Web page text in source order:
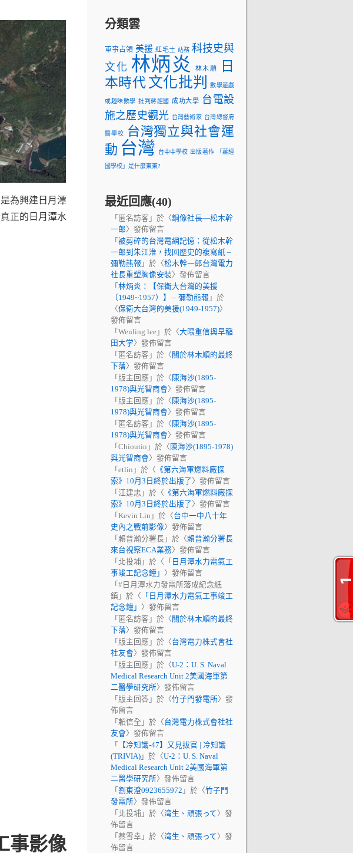
為興建日月潭
正的日月潭水
事影像
分類雲
軍事占領 美援 紅毛土 站務 科技史與
文化 林炳炎 林木順
日
本時代 文化批判 數學遊戲
或趣味數學 批判蔣經國 成功大學 台電設
施之歷史觀光 台灣藝術家 台灣總督府
醫學校
台灣獨立與社會運
動 台灣 台中中學校 出版著作 「蔣經
國學校」是什麼東東?
最近回應(40)
「 匿名訪客 」於〈銅像社長—松木幹
一郎〉發佈留言
「 被剪碎的台灣電網記憶：從松木幹
一郎到朱江淮，找回歷史的複寫紙 –
彌勒熊報 」於〈松木幹一郎台灣電力
社長重塑胸像安裝〉發佈留言
「 林炳炎：【保衛大台灣的美援
（1949~1957）】 – 彌勒熊報 」於
〈保衛大台灣的美援(1949-1957)〉
發佈留言
「 Wenling lee 」於〈大隈重信與早稲
田大学〉發佈留言
「 匿名訪客 」於〈 關於林木順的最終
下落〉發佈留言
「 版主回應 」於〈 陳海沙(1895-
1978)與光智商會〉發佈留言
「 版主回應 」於〈 陳海沙(1895-
1978)與光智商會〉發佈留言
「 匿名訪客 」於〈 陳海沙(1895-
1978)與光智商會〉發佈留言
「 Chioutin 」於〈 陳海沙(1895-1978)
與光智商會〉發佈留言
「 etlin 」於〈 《第六海軍燃料廠探
索》10月3日終於出版了 〉發佈留言
「 江建忠 」於〈 《第六海軍燃料廠探
索》10月3日終於出版了 〉發佈留言
「 Kevin Lin 」於〈台中一中八十年
史內之戰前影像〉發佈留言
「 賴普瀚分署長 」於〈賴普瀚分署長
來台視察ECA業務〉發佈留言
「 北投埔 」於〈 「日月潭水力電氣工
事竣工記念鐘」 〉發佈留言
「 #日月潭水力發電所落成紀念紙
鎮 」於〈 「日月潭水力電氣工事竣工
記念鐘」 〉發佈留言
「 匿名訪客 」於〈 關於林木順的最終
下落〉發佈留言
「 版主回應 」於〈台灣電力株式會社
社友會〉發佈留言
「 版主回應 」於〈U-2：U. S. Naval
Medical Research Unit 2美國海軍第
二醫學研究所〉發佈留言
「 版主回答 」於〈竹子門發電所〉發
佈留言
「 賴信全 」於〈台灣電力株式會社社
友會〉發佈留言
「
【冷知識-47】又見拔官 | 冷知識
(TRIVIA) 」於〈U-2：U. S. Naval
Medical Research Unit 2美國海軍第
二醫學研究所〉發佈留言
「 劉東澄0923655972 」於〈竹子門
發電所〉發佈留言
「 北投埔 」於〈湾生、頑張って〉發
佈留言
「 蔡雪幸 」於〈湾生、頑張って〉發
佈留言